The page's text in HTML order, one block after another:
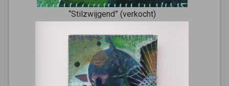
“Stilzwijgend” (verkocht)